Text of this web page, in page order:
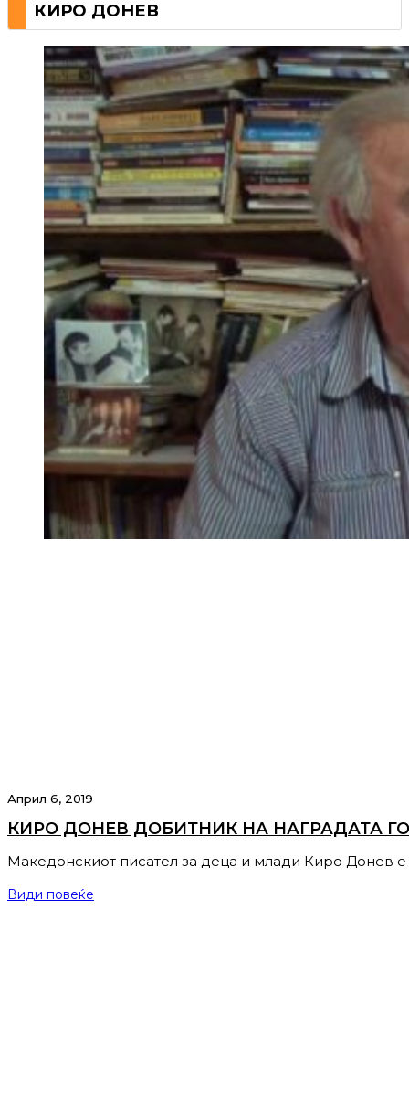
КИРО ДОНЕВ
Април 6, 2019
КИРО ДОНЕВ ДОБИТНИК НА НАГРАДАТА
Македонскиот писател за деца и млади Киро Донев
Види повеќе